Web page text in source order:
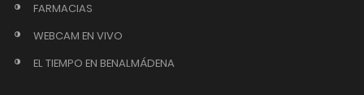
FARMACIAS
WEBCAM EN VIVO
EL TIEMPO EN BENALMÁDENA